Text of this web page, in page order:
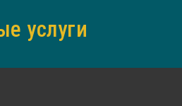
услуги